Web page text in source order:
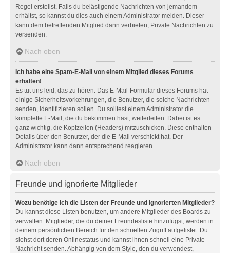
Regel erstellst. Falls du belästigende Nachrichten von jemandem
erhältst, so kannst du dies auch einem Administrator melden. Dieser
kann dem betreffenden Mitglied dann verbieten, Private Nachrichten zu
versenden.
Nach oben
Ich habe eine Spam-E-Mail von einem Mitglied dieses Forums
erhalten!
Es tut uns leid, das zu hören. Das E-Mail-Formular dieses Forums hat
einige Sicherheitsvorkehrungen, die Benutzer, die solche Nachrichten
senden, identifizieren sollen. Du solltest einem Administrator die
komplette E-Mail, die du bekommen hast, weiterleiten. Dabei ist es
ganz wichtig, die Kopfzeilen (Headers) mitzuschicken. Diese enthalten
Details über den Benutzer, der die E-Mail verschickt hat. Der
Administrator kann dann entsprechend reagieren.
Nach oben
Freunde und ignorierte Mitglieder
Wozu benötige ich die Listen der Freunde und ignorierten Mitglieder?
Du kannst diese Listen benutzen, um andere Mitglieder des Boards zu
verwalten. Mitglieder, die du deiner Freundesliste hinzufügst, werden in
deinem persönlichen Bereich für den schnellen Zugriff aufgelistet. Du
siehst dort deren Onlinestatus und kannst ihnen schnell eine Private
Nachricht senden. Abhängig von dem Style, den du verwendest,